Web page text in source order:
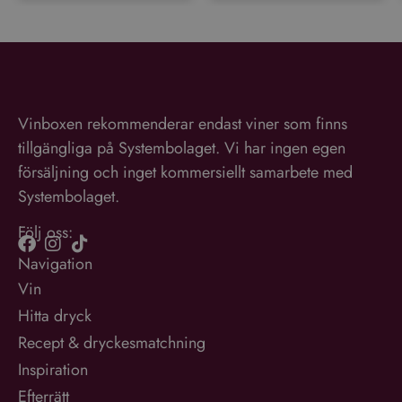
Vinboxen rekommenderar endast viner som finns
tillgängliga på Systembolaget. Vi har ingen egen
försäljning och inget kommersiellt samarbete med
Systembolaget.
Följ oss:
Navigation
Vin
Hitta dryck
Recept & dryckesmatchning
Inspiration
Efterrätt